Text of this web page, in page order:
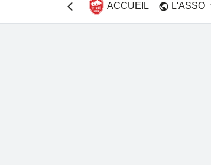
arrow_back_ios ACCUEIL public L'ASSO